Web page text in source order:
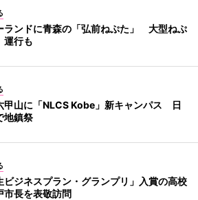
ランドに青森の「弘前ねぷた」 大型ねぷ
運行も
甲山に「NLCS Kobe」新キャンパス 日
地鎮祭
ビジネスプラン・グランプリ」入賞の高校
市長を表敬訪問